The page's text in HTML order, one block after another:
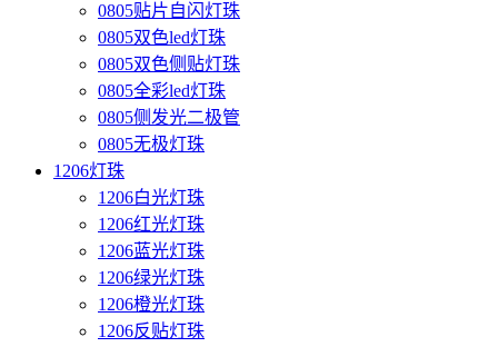
0805贴片自闪灯珠
0805双色led灯珠
0805双色侧贴灯珠
0805全彩led灯珠
0805侧发光二极管
0805无极灯珠
1206灯珠
1206白光灯珠
1206红光灯珠
1206蓝光灯珠
1206绿光灯珠
1206橙光灯珠
1206反贴灯珠